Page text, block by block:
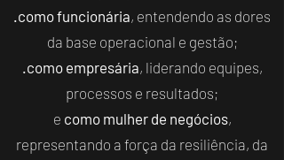
.como funcionária, entendendo as dores
da base operacional e gestão;
.como empresária, liderando equipes,
processos e resultados;
e como mulher de negócios,
representando a força da resiliência, da